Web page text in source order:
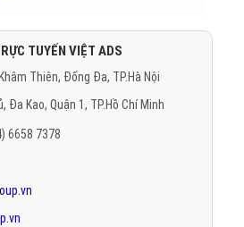
TUYẾN VIỆT ADS
Thiên, Đống Đa, TP.Hà Nội
Đa Kao, Quận 1, TP.Hồ Chí Minh
6658 7378